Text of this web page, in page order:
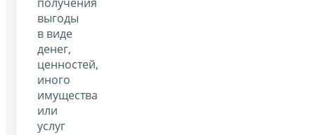
выгоды
в виде
денег,
ценностей,
иного
имущества
или
услуг